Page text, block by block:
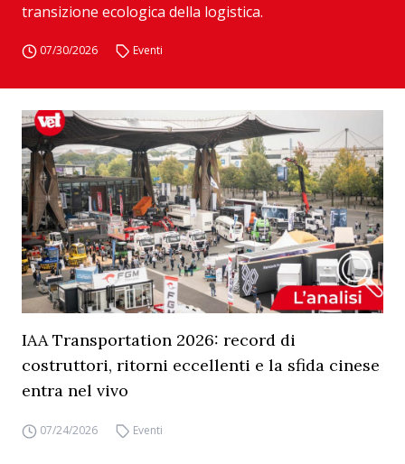
transizione ecologica della logistica.
07/30/2026 Eventi
IAA Transportation 2026: record di
costruttori, ritorni eccellenti e la sfida cinese
entra nel vivo
07/24/2026 Eventi